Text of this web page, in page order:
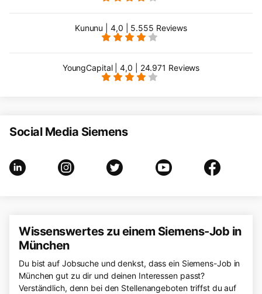
Kununu | 4,0 | 5.555 Reviews
YoungCapital | 4,0 | 24.971 Reviews
Social Media Siemens
Wissenswertes zu einem Siemens-Job in
München
Du bist auf Jobsuche und denkst, dass ein Siemens-Job in
München gut zu dir und deinen Interessen passt?
Verständlich, denn bei den Stellenangeboten triffst du auf